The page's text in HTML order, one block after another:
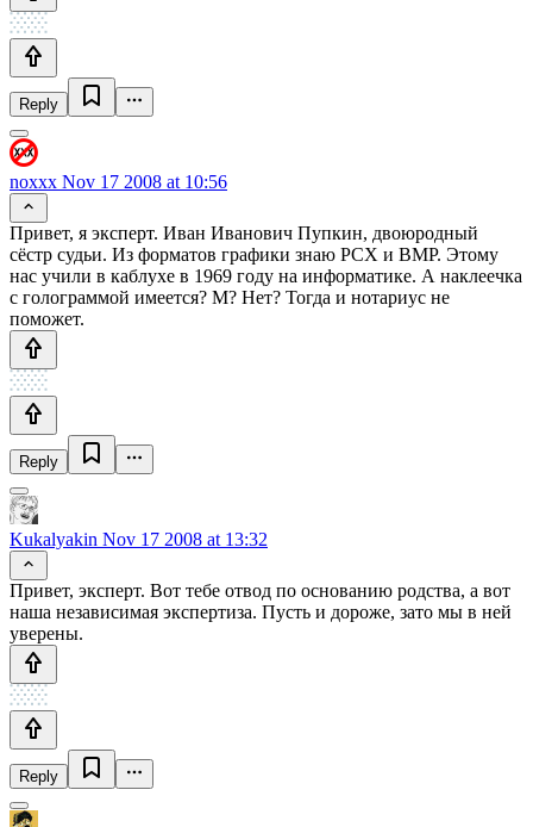
Reply
noxxx Nov 17 2008 at 10:56
Привет, я эксперт. Иван Иванович Пупкин, двоюродный
сёстр судьи. Из форматов графики знаю PCX и BMP. Этому
нас учили в каблухе в 1969 году на информатике. А наклеечка
с голограммой имеется? М? Нет? Тогда и нотариус не
поможет.
Reply
Kukalyakin Nov 17 2008 at 13:32
Привет, эксперт. Вот тебе отвод по основанию родства, а вот
наша независимая экспертиза. Пусть и дороже, зато мы в ней
уверены.
Reply